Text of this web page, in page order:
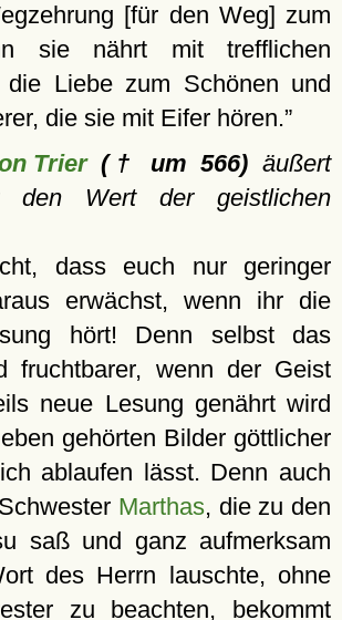
[für den Weg] zum
sie nährt mit trefflichen
die Liebe zum Schönen und
die sie mit Eifer hören.
Trier(† um 566) äußert
den Wert der geistlichen
dass euch nur geringer
erwächst, wenn ihr die
hört! Denn selbst das
fruchtbarer, wenn der Geist
neue Lesung genährt wird
gehörten Bilder göttlicher
ablaufen lässt. Denn auch
Marthas, die zu den
saß und ganz aufmerksam
des Herrn lauschte, ohne
zu beachten, bekommt